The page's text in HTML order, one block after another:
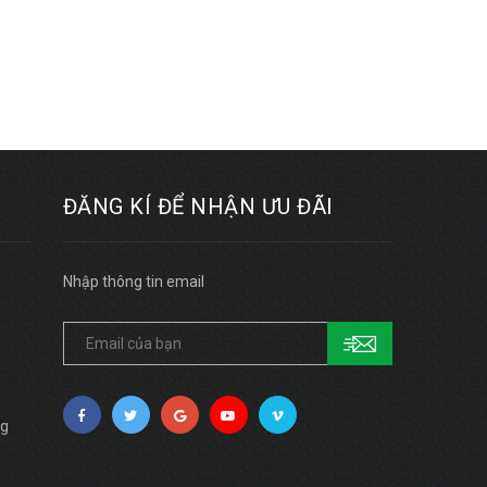
ĐĂNG KÍ ĐỂ NHẬN ƯU ĐÃI
Nhập thông tin email